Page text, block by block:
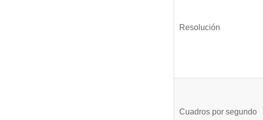
Resolución
Cuadros por segundo